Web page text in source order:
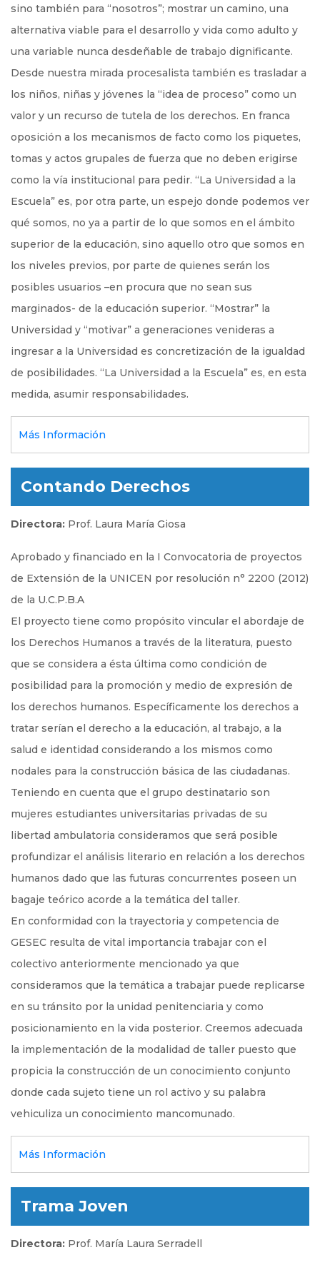
sino también para “nosotros”; mostrar un camino, una
alternativa viable para el desarrollo y vida como adulto y
una variable nunca desdeñable de trabajo dignificante.
Desde nuestra mirada procesalista también es trasladar a
los niños, niñas y jóvenes la “idea de proceso” como un
valor y un recurso de tutela de los derechos. En franca
oposición a los mecanismos de facto como los piquetes,
tomas y actos grupales de fuerza que no deben erigirse
como la vía institucional para pedir. “La Universidad a la
Escuela” es, por otra parte, un espejo donde podemos ver
qué somos, no ya a partir de lo que somos en el ámbito
superior de la educación, sino aquello otro que somos en
los niveles previos, por parte de quienes serán los
posibles usuarios –en procura que no sean sus
marginados- de la educación superior. “Mostrar” la
Universidad y “motivar” a generaciones venideras a
ingresar a la Universidad es concretización de la igualdad
de posibilidades. “La Universidad a la Escuela” es, en esta
medida, asumir responsabilidades.
Más Información
Contando Derechos
Directora: Prof. Laura María Giosa
Aprobado y financiado en la I Convocatoria de proyectos
de Extensión de la UNICEN por resolución n° 2200 (2012)
de la U.C.P.B.A
El proyecto tiene como propósito vincular el abordaje de
los Derechos Humanos a través de la literatura, puesto
que se considera a ésta última como condición de
posibilidad para la promoción y medio de expresión de
los derechos humanos. Específicamente los derechos a
tratar serían el derecho a la educación, al trabajo, a la
salud e identidad considerando a los mismos como
nodales para la construcción básica de las ciudadanas.
Teniendo en cuenta que el grupo destinatario son
mujeres estudiantes universitarias privadas de su
libertad ambulatoria consideramos que será posible
profundizar el análisis literario en relación a los derechos
humanos dado que las futuras concurrentes poseen un
bagaje teórico acorde a la temática del taller.
En conformidad con la trayectoria y competencia de
GESEC resulta de vital importancia trabajar con el
colectivo anteriormente mencionado ya que
consideramos que la temática a trabajar puede replicarse
en su tránsito por la unidad penitenciaria y como
posicionamiento en la vida posterior. Creemos adecuada
la implementación de la modalidad de taller puesto que
propicia la construcción de un conocimiento conjunto
donde cada sujeto tiene un rol activo y su palabra
vehiculiza un conocimiento mancomunado.
Más Información
Trama Joven
Directora: Prof. María Laura Serradell